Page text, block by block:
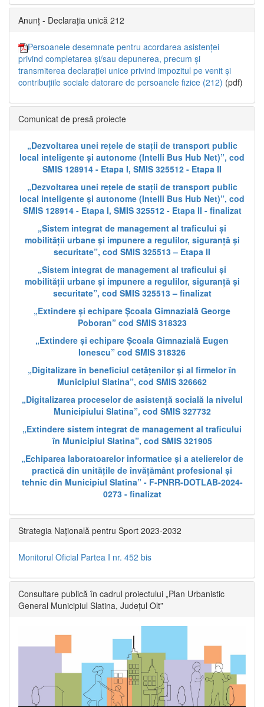
Anunț - Declarația unică 212
Persoanele desemnate pentru acordarea asistenței
privind completarea și/sau depunerea, precum și
transmiterea declarației unice privind impozitul pe venit și
contribuțiile sociale datorare de persoanele fizice (212) (pdf)
Comunicat de presă proiecte
„Dezvoltarea unei rețele de stații de transport public
local inteligente și autonome (Intelli Bus Hub Net)”, cod
SMIS 128914 - Etapa I, SMIS 325512 - Etapa II
„Dezvoltarea unei rețele de stații de transport public
local inteligente și autonome (Intelli Bus Hub Net)”, cod
SMIS 128914 - Etapa I, SMIS 325512 - Etapa II - finalizat
„Sistem integrat de management al traficului și
mobilității urbane și impunere a regulilor, siguranță și
securitate”, cod SMIS 325513 – Etapa II
„Sistem integrat de management al traficului și
mobilității urbane și impunere a regulilor, siguranță și
securitate”, cod SMIS 325513 – finalizat
„Extindere și echipare Școala Gimnazială George
Poboran” cod SMIS 318323
„Extindere și echipare Școala Gimnazială Eugen
Ionescu” cod SMIS 318326
„Digitalizare în beneficiul cetățenilor și al firmelor în
Municipiul Slatina”, cod SMIS 326662
„Digitalizarea proceselor de asistență socială la nivelul
Municipiului Slatina”, cod SMIS 327732
„Extindere sistem integrat de management al traficului
în Municipiul Slatina”, cod SMIS 321905
„Echiparea laboratoarelor informatice și a atelierelor de
practică din unitățile de învățământ profesional și
tehnic din Municipiul Slatina” - F-PNRR-DOTLAB-2024-
0273 - finalizat
Strategia Națională pentru Sport 2023-2032
Monitorul Oficial Partea I nr. 452 bis
Consultare publică în cadrul proiectului „Plan Urbanistic
General Municipiul Slatina, Județul Olt”